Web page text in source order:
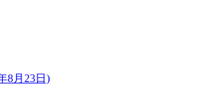
8月23日)